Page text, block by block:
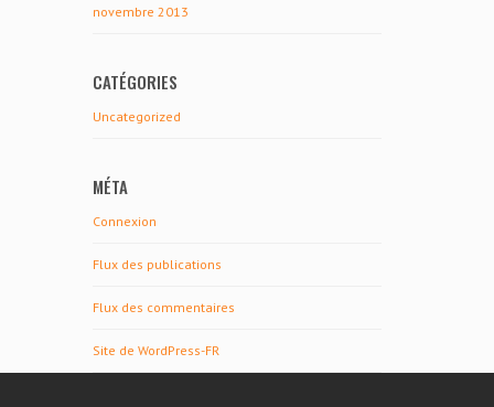
novembre 2013
CATÉGORIES
Uncategorized
MÉTA
Connexion
Flux des publications
Flux des commentaires
Site de WordPress-FR